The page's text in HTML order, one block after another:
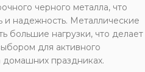
черного металла, что
и надежность. Металлические
большие нагрузки, что делает
для активного
домашних праздниках.